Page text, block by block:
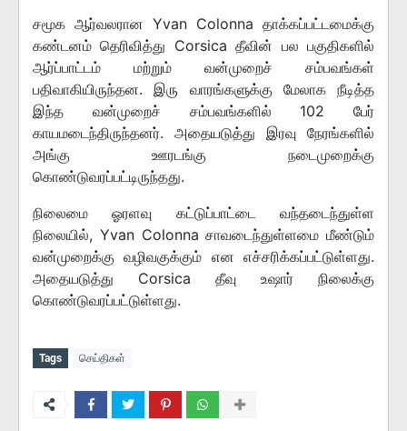
சமூக ஆர்வலரான Yvan Colonna தாக்கப்பட்டமைக்கு
கண்டனம் தெரிவித்து Corsica தீவின் பல பகுதிகளில்
ஆர்ப்பாட்டம் மற்றும் வன்முறைச் சம்பவங்கள்
பதிவாகியிருந்தன. இரு வாரங்களுக்கு மேலாக நீடித்த
இந்த வன்முறைச் சம்பவங்களில் 102 பேர்
காயமடைந்திருந்தனர். அதையடுத்து இரவு நேரங்களில்
அங்கு ஊரடங்கு நடைமுறைக்கு
கொண்டுவரப்பட்டிருந்தது.
நிலைமை ஓரளவு கட்டுப்பாட்டை வந்தடைந்துள்ள
நிலையில், Yvan Colonna சாவடைந்துள்ளமை மீண்டும்
வன்முறைக்கு வழிவகுக்கும் என எச்சரிக்கப்பட்டுள்ளது.
அதையடுத்து Corsica தீவு உஷார் நிலைக்கு
கொண்டுவரப்பட்டுள்ளது.
Tags செய்திகள்